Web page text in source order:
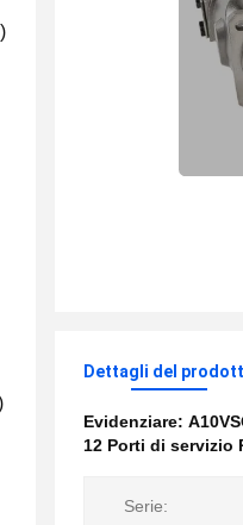
Dettagli del
Evidenziare:
12 Porti di servizio
Serie: